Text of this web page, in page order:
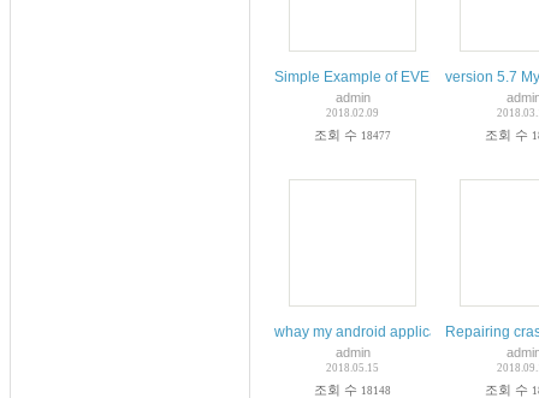
Simple Example of EVENT Scheduler In
admin
2018.02.09
조회 수 18477
version 5.7
조회 수
whay my android applicatin give this
admin
2018.05.15
조회 수 18148
Repairing
조회 수